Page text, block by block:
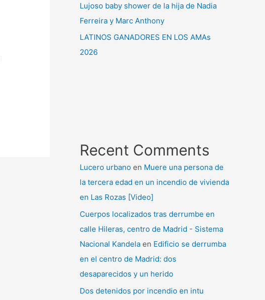
Lujoso baby shower de la hija de Nadia
Ferreira y Marc Anthony
LATINOS GANADORES EN LOS AMAs
2026
Recent Comments
Lucero urbano en Muere una persona de
la tercera edad en un incendio de vivienda
en Las Rozas [Video]
Cuerpos localizados tras derrumbe en
calle Hileras, centro de Madrid - Sistema
Nacional Kandela en Edificio se derrumba
en el centro de Madrid: dos
desaparecidos y un herido
Dos detenidos por incendio en intu